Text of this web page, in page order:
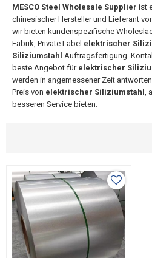
MESCO Steel Wholesale Supplier ist
chinesischer Hersteller und Lieferant
wir bieten kundenspezifische
Fabrik, Private Label elektrischer
Siliziumstahl Auftragsfertigung.
beste Angebot für elektrischer
werden in angemessener Zeit
Preis von elektrischer Siliziumstahl ,
besseren Service bieten.